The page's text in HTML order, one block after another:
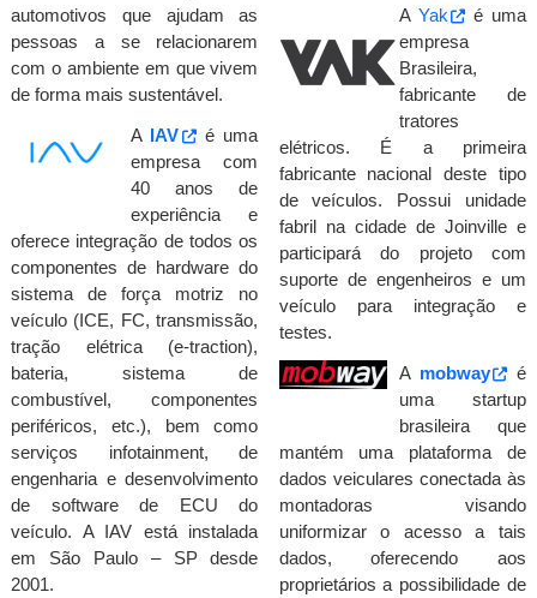
automotivos que ajudam as
pessoas a se relacionarem
com o ambiente em que vivem
de forma mais sustentável.
A IAV
é uma
empresa com
40 anos de
experiência e
oferece integração de todos os
componentes de hardware do
sistema de força motriz no
veículo (ICE, FC, transmissão,
tração elétrica (e-traction),
bateria, sistema de
combustível, componentes
periféricos, etc.), bem como
serviços infotainment, de
engenharia e desenvolvimento
de software de ECU do
veículo. A IAV está instalada
em São Paulo – SP desde
2001.
A Yak
é uma
empresa
Brasileira,
fabricante de
tratores
elétricos. É a primeira
fabricante nacional deste tipo
de veículos. Possui unidade
fabril na cidade de Joinville e
participará do projeto com
suporte de engenheiros e um
veículo para integração e
testes.
A mobway
é
uma startup
brasileira que
mantém uma plataforma de
dados veiculares conectada às
montadoras visando
uniformizar o acesso a tais
dados, oferecendo aos
proprietários a possibilidade de